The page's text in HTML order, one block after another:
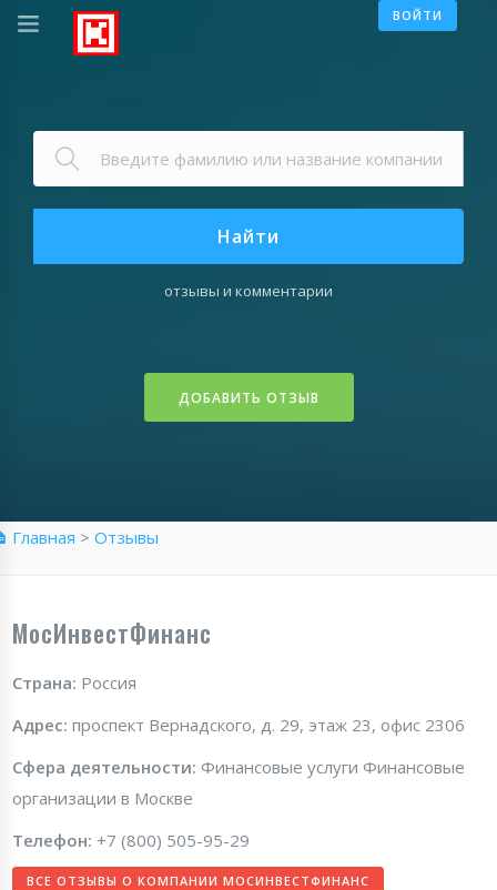
ВОЙТИ
Найти
отзывы и комментарии
ДОБАВИТЬ ОТЗЫВ
Главная > Отзывы
МосИнвестФинанс
Страна: Россия
Адрес: проспект Вернадского, д. 29, этаж 23, офис 2306
Сфера деятельности: Финансовые услуги Финансовые
организации в Москве
Телефон: +7 (800) 505-95-29
ВСЕ ОТЗЫВЫ О КОМПАНИИ МОСИНВЕСТФИНАНС